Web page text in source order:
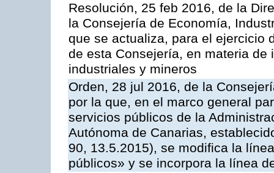
Resolución, 25 feb 2016, de la
la Consejería de Economía,
que se actualiza, para el ejercicio
de esta Consejería, en materia
industriales y mineros
Orden, 28 jul 2016, de la
por la que, en el marco general
servicios públicos de la
Autónoma de Canarias,
90, 13.5.2015), se modifica la
públicos» y se incorpora la línea